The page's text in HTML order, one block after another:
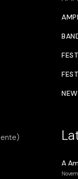
A